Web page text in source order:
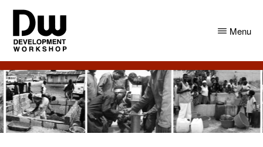
Skip
main
content
Skip
primary
sidebar
DW
Angola
Development
Workshop
Angola
Menu